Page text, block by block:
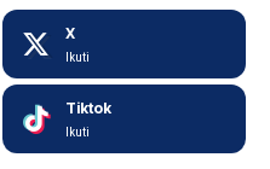
X
Ikuti
Tiktok
Ikuti